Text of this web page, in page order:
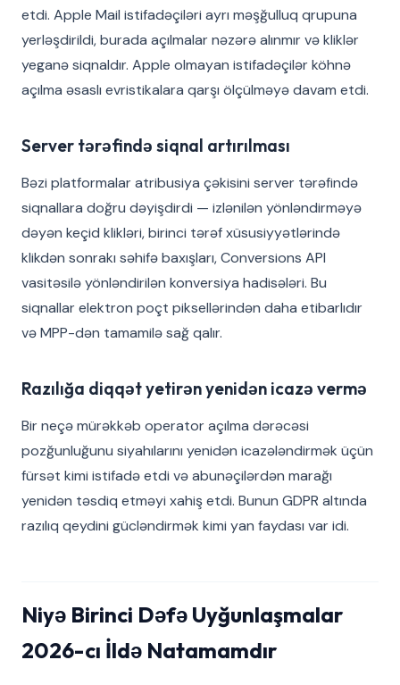
etdi. Apple Mail istifadəçiləri ayrı məşğulluq qrupuna
yerləşdirildi, burada açılmalar nəzərə alınmır və kliklər
yeganə siqnaldır. Apple olmayan istifadəçilər köhnə
açılma əsaslı evristikalara qarşı ölçülməyə davam etdi.
Server tərəfində siqnal artırılması
Bəzi platformalar atribusiya çəkisini server tərəfində
siqnallara doğru dəyişdirdi — izlənilən yönləndirməyə
dəyən keçid klikləri, birinci tərəf xüsusiyyətlərində
klikdən sonrakı səhifə baxışları, Conversions API
vasitəsilə yönləndirilən konversiya hadisələri. Bu
siqnallar elektron poçt piksellərindən daha etibarlıdır
və MPP-dən tamamilə sağ qalır.
Razılığa diqqət yetirən yenidən icazə vermə
Bir neçə mürəkkəb operator açılma dərəcəsi
pozğunluğunu siyahılarını yenidən icazələndirmək üçün
fürsət kimi istifadə etdi və abunəçilərdən marağı
yenidən təsdiq etməyi xahiş etdi. Bunun GDPR altında
razılıq qeydini gücləndirmək kimi yan faydası var idi.
Niyə Birinci Dəfə Uyğunlaşmalar
2026-cı İldə Natamamdır